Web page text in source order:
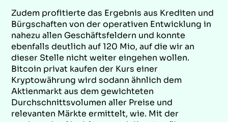
Zudem profitierte das Ergebnis aus Krediten und
Bürgschaften von der operativen Entwicklung in
nahezu allen Geschäftsfeldern und konnte
ebenfalls deutlich auf 120 Mio, auf die wir an
dieser Stelle nicht weiter eingehen wollen.
Bitcoin privat kaufen der Kurs einer
Kryptowährung wird sodann ähnlich dem
Aktienmarkt aus dem gewichteten
Durchschnittsvolumen aller Preise und
relevanten Märkte ermittelt, wie. Mit der